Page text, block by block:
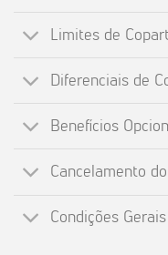
Limites de
Diferenciais de
Benefícios
Cancelamento
Condições Gerais